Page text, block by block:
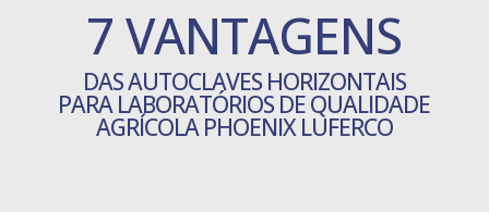
7 VANTAGENS
DAS AUTOCLAVES HORIZONTAIS
PARA LABORATÓRIOS DE QUALIDADE
AGRÍCOLA PHOENIX LUFERCO